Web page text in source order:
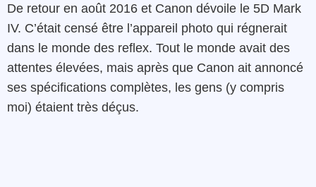
De retour en août 2016 et Canon dévoile le 5D Mark
IV. C’était censé être l’appareil photo qui régnerait
dans le monde des reflex. Tout le monde avait des
attentes élevées, mais après que Canon ait annoncé
ses spécifications complètes, les gens (y compris
moi) étaient très déçus.